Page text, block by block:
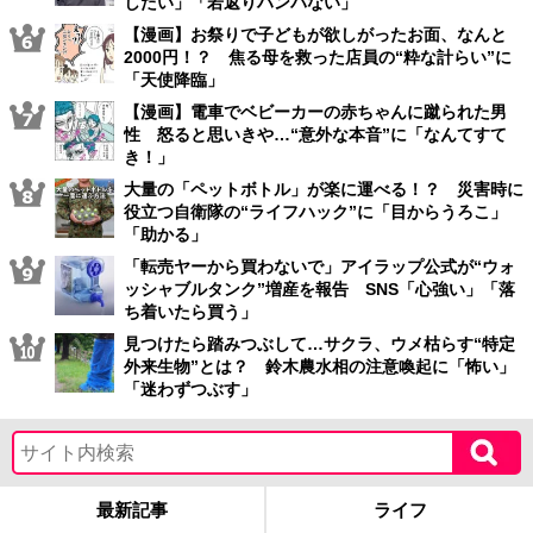
【漫画】お祭りで子どもが欲しがったお面、なんと
2000円！？ 焦る母を救った店員の“粋な計らい”に
「天使降臨」
【漫画】電車でベビーカーの赤ちゃんに蹴られた男
性 怒ると思いきや…“意外な本音”に「なんてすて
き！」
大量の「ペットボトル」が楽に運べる！？ 災害時に
役立つ自衛隊の“ライフハック”に「目からうろこ」
「助かる」
「転売ヤーから買わないで」アイラップ公式が“ウォ
ッシャブルタンク”増産を報告 SNS「心強い」「落
ち着いたら買う」
見つけたら踏みつぶして…サクラ、ウメ枯らす“特定
外来生物”とは？ 鈴木農水相の注意喚起に「怖い」
「迷わずつぶす」
最新記事 ライフ